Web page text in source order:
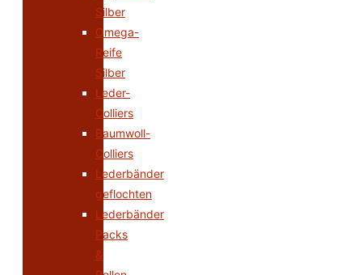
Silber
Omega-
Reife
Silber
Leder-
Colliers
Baumwoll-
Colliers
Lederbänder
geflochten
Lederbänder
Packs
&